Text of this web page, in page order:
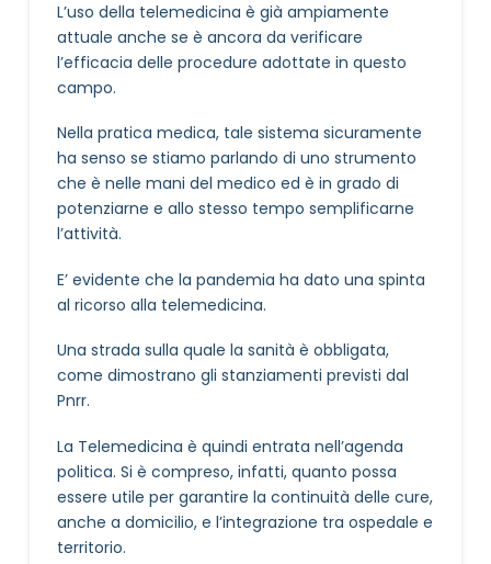
L’uso della telemedicina è già ampiamente
attuale anche se è ancora da verificare
l’efficacia delle procedure adottate in questo
campo.
Nella pratica medica, tale sistema sicuramente
ha senso se stiamo parlando di uno strumento
che è nelle mani del medico ed è in grado di
potenziarne e allo stesso tempo semplificarne
l’attività.
E’ evidente che la pandemia ha dato una spinta
al ricorso alla telemedicina.
Una strada sulla quale la sanità è obbligata,
come dimostrano gli stanziamenti previsti dal
Pnrr.
La Telemedicina è quindi entrata nell’agenda
politica. Si è compreso, infatti, quanto possa
essere utile per garantire la continuità delle cure,
anche a domicilio, e l’integrazione tra ospedale e
territorio.